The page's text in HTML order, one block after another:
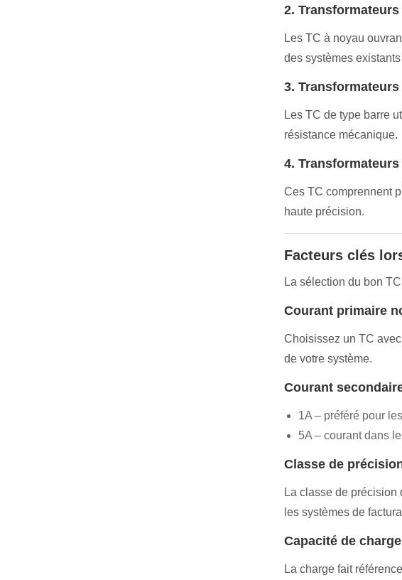
2.
Les TC à noyau
des systèmes
3.
Les TC de type barre
résistance mécanique.
4.
Ces TC comprennent
haute précision.
Facteurs clés
La sélection du bon
Courant primaire
Choisissez un TC
de votre système.
Courant
1A – préféré pour
5A – courant dans
Classe de
La classe de
les systèmes de
Capacité de charge
La charge fait